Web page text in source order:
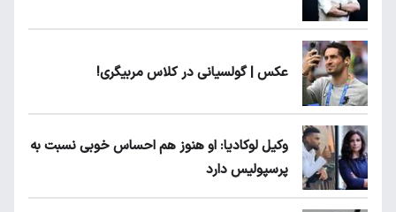
عکس | گولسیانی در کلاس مربیگری!
وکیل لوکادیا: او هنوز هم احساس خوبی نسبت به
پرسپولیس دارد